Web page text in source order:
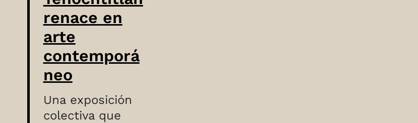
renace en
arte
contemporá
neo
Una exposición
colectiva que